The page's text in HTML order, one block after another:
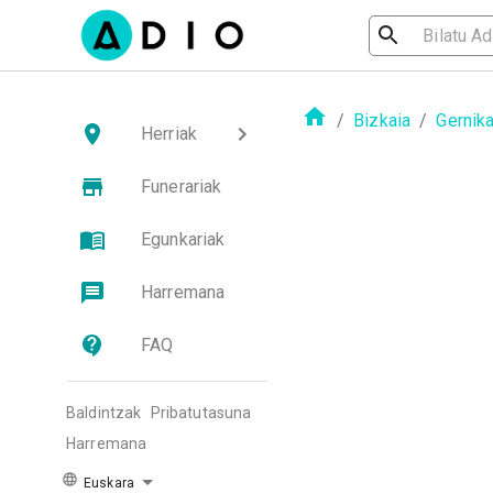
Herriak
Funerariak
Egunkariak
Harremana
FAQ
Baldintzak
Pribatutasuna
Harremana
Euskara
/ Bizkaia /